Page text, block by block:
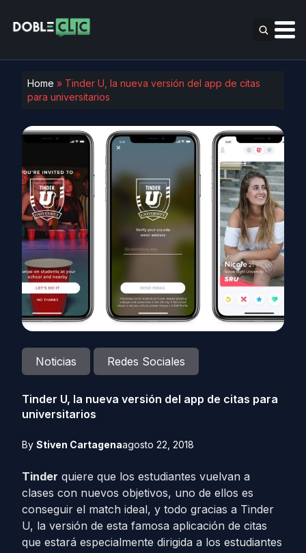
Home » Tinder U, la nueva versión del app de citas
para universitarios
Noticias Redes Sociales
Tinder U, la nueva versión del app de citas para
universitarios
By Stiven Cartagenaagosto 22, 2018
Tinder quiere que los estudiantes vuelvan a
clases con nuevos objetivos, uno de ellos es
conseguir el match ideal, y todo gracias a Tinder
U, la versión de esta famosa aplicación de citas
que estará especialmente dirigida a los estudiantes